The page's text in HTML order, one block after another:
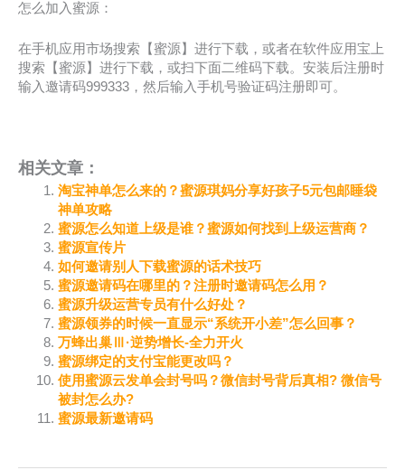
怎么加入蜜源：
在手机应用市场搜索【蜜源】进行下载，或者在软件应用宝上
搜索【蜜源】进行下载，或扫下面二维码下载。安装后注册时
输入邀请码999333，然后输入手机号验证码注册即可。
相关文章：
淘宝神单怎么来的？蜜源琪妈分享好孩子5元包邮睡袋
神单攻略
蜜源怎么知道上级是谁？蜜源如何找到上级运营商？
蜜源宣传片
如何邀请别人下载蜜源的话术技巧
蜜源邀请码在哪里的？注册时邀请码怎么用？
蜜源升级运营专员有什么好处？
蜜源领券的时候一直显示“系统开小差”怎么回事？
万蜂出巢Ⅲ·逆势增长-全力开火
蜜源绑定的支付宝能更改吗？
使用蜜源云发单会封号吗？微信封号背后真相? 微信号
被封怎么办? ​
蜜源最新邀请码